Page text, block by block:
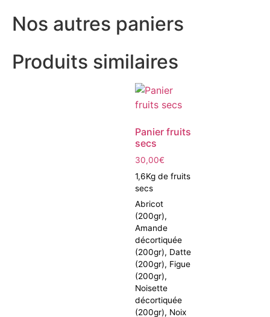
Nos autres paniers
Produits similaires
Panier fruits
secs
30,00€
1,6Kg de fruits
secs
Abricot
(200gr),
Amande
décortiquée
(200gr), Datte
(200gr), Figue
(200gr),
Noisette
décortiquée
(200gr), Noix